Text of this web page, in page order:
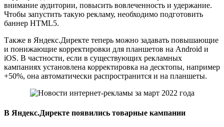
внимание аудитории, повысить вовлеченность и удержание.
Чтобы запустить такую рекламу, необходимо подготовить
баннер HTML5.
Также в Яндекс.Директе теперь можно задавать повышающие
и понижающие корректировки для планшетов на Android и
iOS. В частности, если в существующих рекламных
кампаниях установлена корректировка на десктопы, например
+50%, она автоматически распространится и на планшеты.
В Яндекс.Директе появились товарные кампании